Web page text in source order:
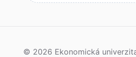
© 2026 Ekonomická